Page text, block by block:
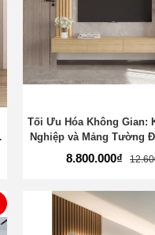
Tối Ưu Hóa Không Gian:
Nghiệp và Mảng Tường
8.800.000₫